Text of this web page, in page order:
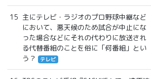
15 主にテレビ・ラジオのプロ野球中継など
において、悪天候のため試合が中止にな
った場合などにそれの代わりに放送され
る代替番組のことを俗に「何番組」とい
う？
テレビ